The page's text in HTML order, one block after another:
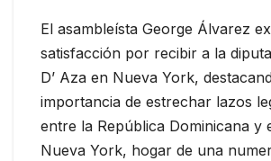
El asambleísta George Álvarez
satisfacción por recibir a la
D’ Aza en Nueva York,
importancia de estrechar lazos
entre la República Dominicana y
Nueva York, hogar de una